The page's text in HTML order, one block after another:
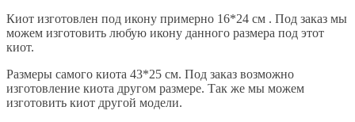
Киот изготовлен под икону примерно 16*24 см . Под заказ мы
можем изготовить любую икону данного размера под этот
киот.
Размеры самого киота 43*25 см. Под заказ возможно
изготовление киота другом размере. Так же мы можем
изготовить киот другой модели.